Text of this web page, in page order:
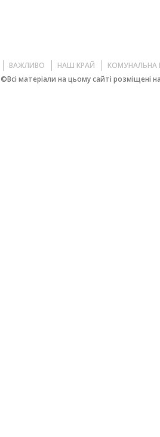
ВАЖЛИВО НАШ КРАЙ
КОМУНАЛЬНА
©Всі матеріали на цьому сайті розміщені